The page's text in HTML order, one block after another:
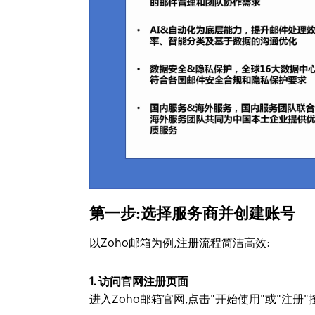
第一步:选择服务商并创建账号
以Zoho邮箱为例,注册流程简洁高效:
1. 访问官网注册页面
进入Zoho邮箱官网,点击"开始使用"或"注册"